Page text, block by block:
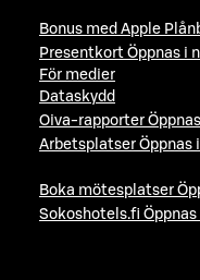
Bonus med Apple
Presentkort Öppnas i
För medier
Dataskydd
Oiva-rapporter
Arbetsplatser Öppnas
Boka mötesplatser
Sokoshotels.fi